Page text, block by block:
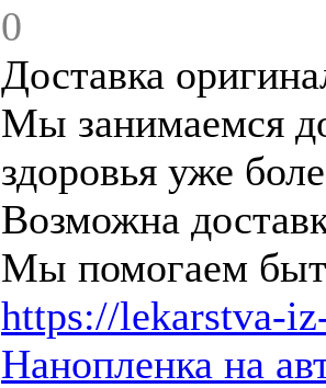
0
Доставка
Мы занимаемся
здоровья уже
Возможна
Мы помогаем
https://lekarstva-
Нанопленка на